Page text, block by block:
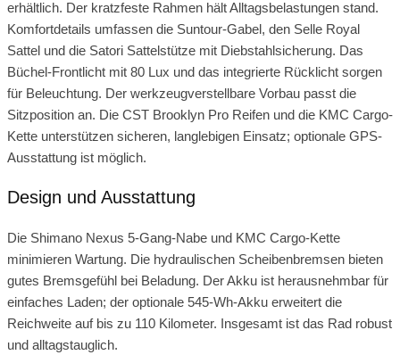
erhältlich. Der kratzfeste Rahmen hält Alltagsbelastungen stand.
Komfortdetails umfassen die Suntour-Gabel, den Selle Royal
Sattel und die Satori Sattelstütze mit Diebstahlsicherung. Das
Büchel-Frontlicht mit 80 Lux und das integrierte Rücklicht sorgen
für Beleuchtung. Der werkzeugverstellbare Vorbau passt die
Sitzposition an. Die CST Brooklyn Pro Reifen und die KMC Cargo-
Kette unterstützen sicheren, langlebigen Einsatz; optionale GPS-
Ausstattung ist möglich.
Design und Ausstattung
Die Shimano Nexus 5-Gang-Nabe und KMC Cargo-Kette
minimieren Wartung. Die hydraulischen Scheibenbremsen bieten
gutes Bremsgefühl bei Beladung. Der Akku ist herausnehmbar für
einfaches Laden; der optionale 545-Wh-Akku erweitert die
Reichweite auf bis zu 110 Kilometer. Insgesamt ist das Rad robust
und alltagstauglich.